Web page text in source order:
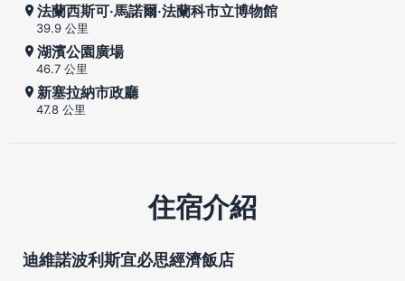
法蘭西斯可‧馬諾爾‧法蘭科市立博物館
39.9 公里
湖濱公園廣場
46.7 公里
新塞拉納市政廳
47.8 公里
住宿介紹
迪維諾波利斯宜必思經濟飯店